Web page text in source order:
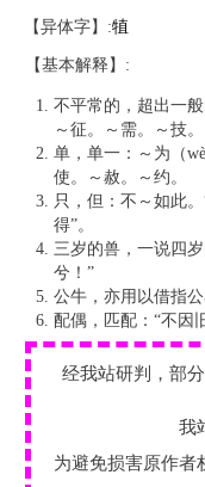
【异体字】:犆
【基本解释】:
不平常的，超出一
～征。～需。～技
单，单一：～为（
使。～赦。～约。
只，但：不～如此
得”。
三岁的兽，一说四
兮！”
公牛，亦用以借指公
配偶，匹配：“不因
经我站研判，部
我
为避免损害原作者